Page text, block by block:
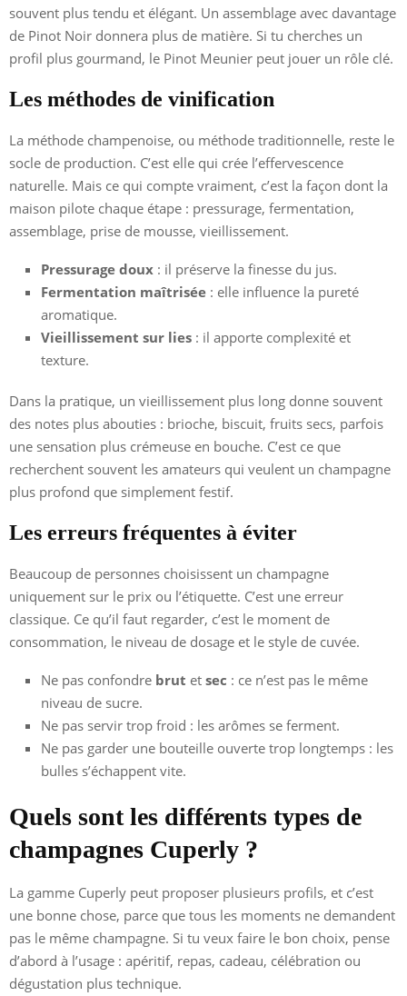
souvent plus tendu et élégant. Un assemblage avec davantage
de Pinot Noir donnera plus de matière. Si tu cherches un
profil plus gourmand, le Pinot Meunier peut jouer un rôle clé.
Les méthodes de vinification
La méthode champenoise, ou méthode traditionnelle, reste le
socle de production. C’est elle qui crée l’effervescence
naturelle. Mais ce qui compte vraiment, c’est la façon dont la
maison pilote chaque étape : pressurage, fermentation,
assemblage, prise de mousse, vieillissement.
Pressurage doux : il préserve la finesse du jus.
Fermentation maîtrisée : elle influence la pureté
aromatique.
Vieillissement sur lies : il apporte complexité et
texture.
Dans la pratique, un vieillissement plus long donne souvent
des notes plus abouties : brioche, biscuit, fruits secs, parfois
une sensation plus crémeuse en bouche. C’est ce que
recherchent souvent les amateurs qui veulent un champagne
plus profond que simplement festif.
Les erreurs fréquentes à éviter
Beaucoup de personnes choisissent un champagne
uniquement sur le prix ou l’étiquette. C’est une erreur
classique. Ce qu’il faut regarder, c’est le moment de
consommation, le niveau de dosage et le style de cuvée.
Ne pas confondre brut et sec : ce n’est pas le même
niveau de sucre.
Ne pas servir trop froid : les arômes se ferment.
Ne pas garder une bouteille ouverte trop longtemps : les
bulles s’échappent vite.
Quels sont les différents types de
champagnes Cuperly ?
La gamme Cuperly peut proposer plusieurs profils, et c’est
une bonne chose, parce que tous les moments ne demandent
pas le même champagne. Si tu veux faire le bon choix, pense
d’abord à l’usage : apéritif, repas, cadeau, célébration ou
dégustation plus technique.